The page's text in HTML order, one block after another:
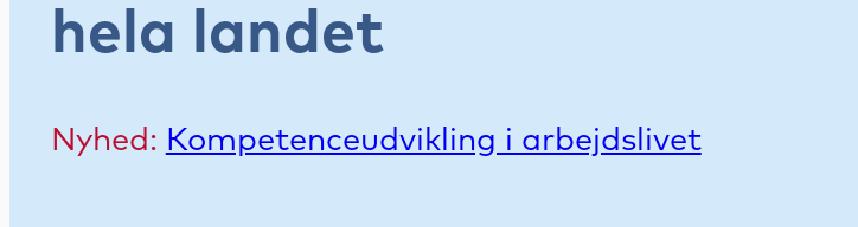
hela landet
Nyhed: Kompetenceudvikling i arbejdslivet